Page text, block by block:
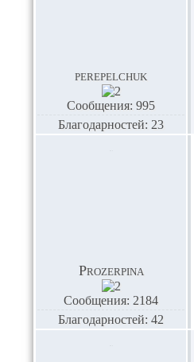
perepelchuk
Сообщения: 995
Благодарностей: 23
Prozerpina
Сообщения: 2184
Благодарностей: 42